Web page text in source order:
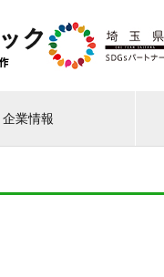
企業情報